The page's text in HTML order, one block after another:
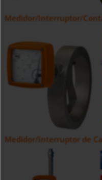
Medidor/Interruptor/
Medidor/Interruptor de